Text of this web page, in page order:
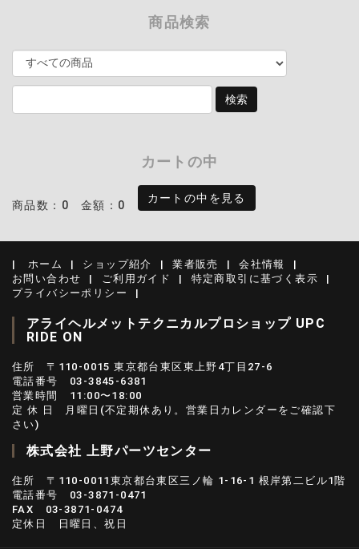
商品検索
カートの中
商品数：0 金額：0
カートの中を見る
ホーム ショップ紹介 業者販売
会社情報
お問い合わせ
ご利用ガイド
特定商取引に基づく表示
プライバシーポリシー
アライヘルメットテクニカルプロショップ UPC
RIDE ON
住所 〒110-0015 東京都台東区東上野4丁目27-6
電話番号 03-3845-6381
営業時間 11:00〜18:00
定 休 日 月曜日(不定期休あり。営業日カレンダーをご確認下
さい)
株式会社 上野パーツセンター
住所 〒110-0011東京都台東区三ノ輪 1-16-1 根岸第二ビル1階
電話番号 03-3871-0471
FAX 03-3871-0474
定休日 日曜日、祝日